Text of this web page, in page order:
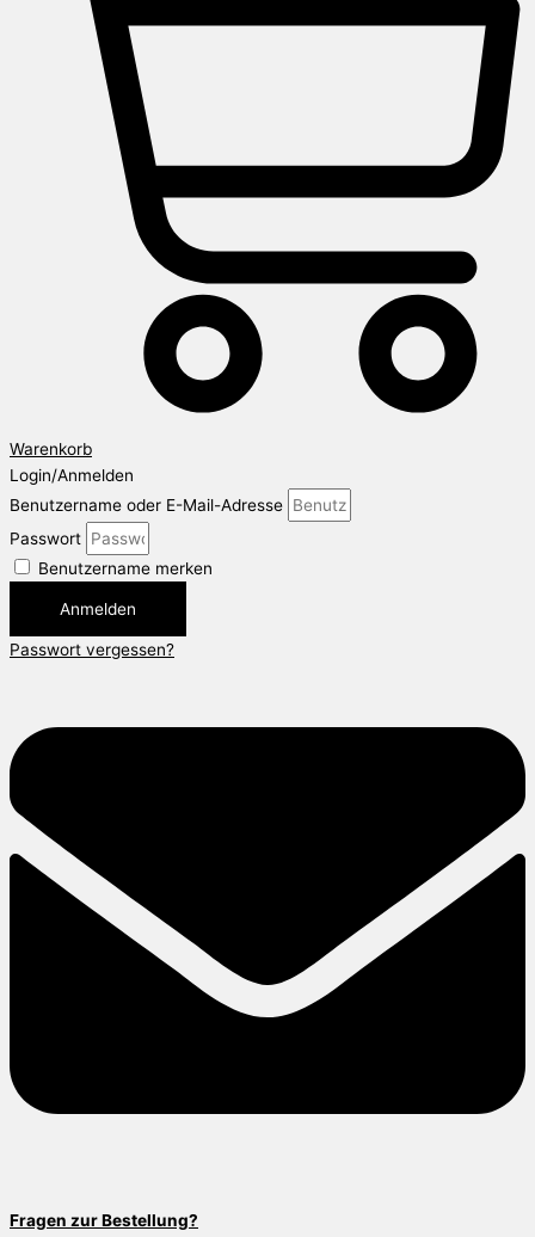
Warenkorb
Login/Anmelden
Benutzername oder E-Mail-Adresse
Passwort
Benutzername merken
Anmelden
Passwort vergessen?
Fragen zur Bestellung?